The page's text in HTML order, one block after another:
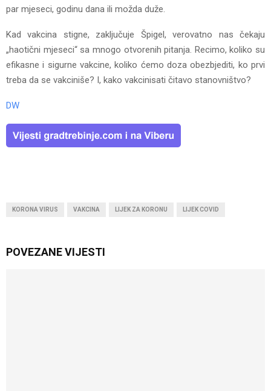
par mjeseci, godinu dana ili možda duže.
Kad vakcina stigne, zaključuje Špigel, verovatno nas čekaju
„haotični mjeseci“ sa mnogo otvorenih pitanja. Recimo, koliko su
efikasne i sigurne vakcine, koliko ćemo doza obezbjediti, ko prvi
treba da se vakciniše? I, kako vakcinisati čitavo stanovništvo?
DW
KORONA VIRUS VAKCINA LIJEK ZA KORONU LIJEK COVID
POVEZANE VIJESTI